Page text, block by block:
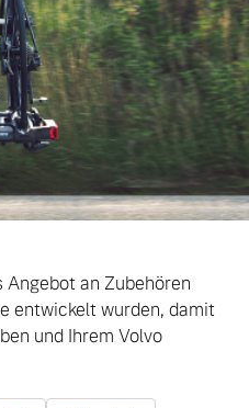
Angebot an Zubehören
entwickelt wurden, damit
und Ihrem Volvo